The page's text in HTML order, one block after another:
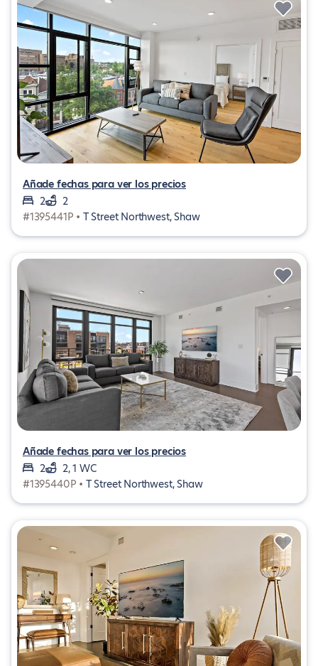
Añade fechas para ver los precios
2
2
#1395441P • T Street Northwest, Shaw
Añade fechas para ver los precios
2
2, 1 WC
#1395440P • T Street Northwest, Shaw